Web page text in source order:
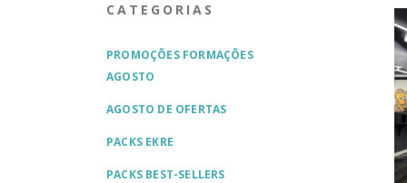
CATEGORIAS
PROMOÇÕES FORMAÇÕES
AGOSTO
AGOSTO DE OFERTAS
PACKS EKRE
PACKS BEST-SELLERS